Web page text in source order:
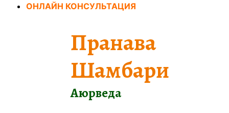
ПерейтиОНЛАЙН КОНСУЛЬТАЦИЯ
Пранава
Шамбари
Аюрведа